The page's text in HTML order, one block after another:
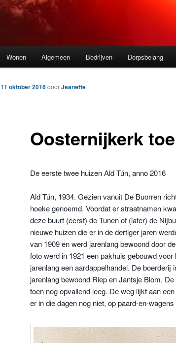
Wonen Algemeen Bedrijven Dorpsbelang
Oosternijkerk
11 oktober 2016doorJeanette
De eerste twee huizen Ald Tún, anno 2016
Ald Tún, 1934. Gezien vanuit De Buorren
hoeke genoemd. Voordat er straatnamen
deze buurt (eerst) de Tunen of (later) de
nieuwe huizen die er in de dertiger jaren
van 1909 en werd jarenlang bewoond door
foto werd in 1921 een pakhuis gebouwd
jarenlang een aardappelhandel. De
jarenlang bewoond Riep en Jantsje Blom.
toen nog opvallend leeg. De weg lijkt aan
er in die dagen nog niet, op paard-en-wagens